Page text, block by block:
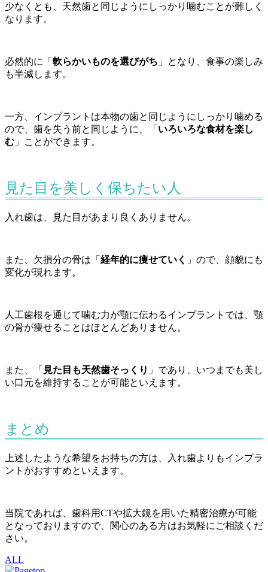
少なくとも、天然歯と同じようにしっかり噛むことが難しく
なります。
必然的に「 軟らかいものを選びがち 」となり、食事の楽しみ
も半減します。
一方、インプラントは本物の歯と同じようにしっかり噛める
ので、歯を失う前と同じように、「 いろいろな食材を楽し
む 」ことができます。
見た目を美しく保ちたい人
入れ歯は、見た目があまり良くありません。
また、欠損分の骨は「 経年的に痩せていく 」ので、顔貌にも
変化が現れます。
人工歯根を通じて噛む力が顎に伝わるインプラントでは、顎
の骨が痩せることはほとんどありません。
また、「 見た目も天然歯そっくり 」であり、いつまでも美し
い口元を維持することが可能といえます。
まとめ
上述したような希望をお持ちの方は、入れ歯よりもインプラ
ントがおすすめといえます。
当院であれば、歯科用CTや拡大鏡を用いた精密治療が可能
となっておりますので、関心のある方はお気軽にご相談くだ
さい。
ALL